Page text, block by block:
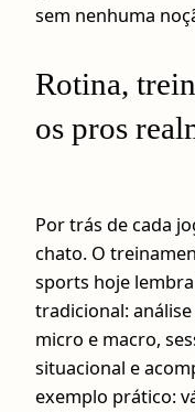
sem nenhuma
Rotina,
os pros
Por trás de cada
chato. O
sports hoje
tradicional:
micro e macro,
situacional e
exemplo prático: